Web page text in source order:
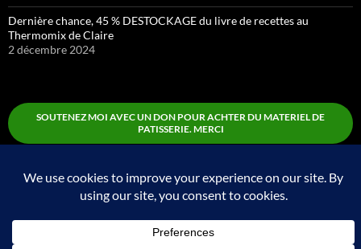
Dernière chance, 45 % DESTOCKAGE du livre de recettes au
Thermomix de Claire
2 décembre 2024
SOUTENEZ MOI AVEC UN DON POUR ACHTER DU MATERIEL DE
PATISSERIE. MERCI
Fièrement propulsé par WordPress